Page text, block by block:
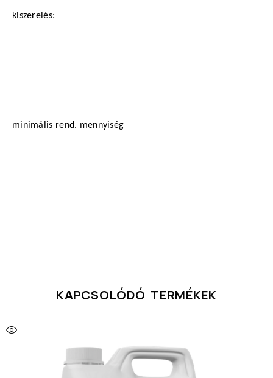
kiszerelés:
minimális rend. mennyiség
KAPCSOLÓDÓ TERMÉKEK